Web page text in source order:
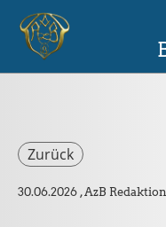
Zurück
30.06.2026 , AzB Redaktion